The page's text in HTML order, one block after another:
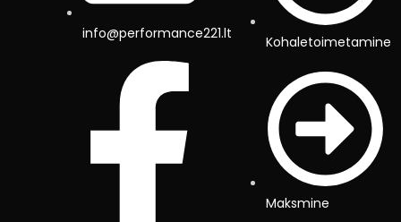
info@performance221.lt Kohaletoimetamine
Maksmine